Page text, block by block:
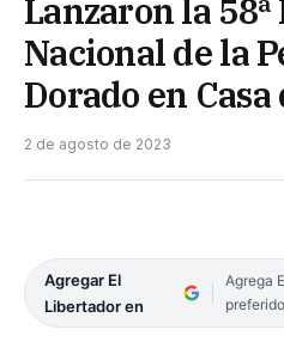
Lanzaron la 58ª
Nacional de la
Dorado en
2 de agosto de 2023
Agregar El
Libertador en
Agrega